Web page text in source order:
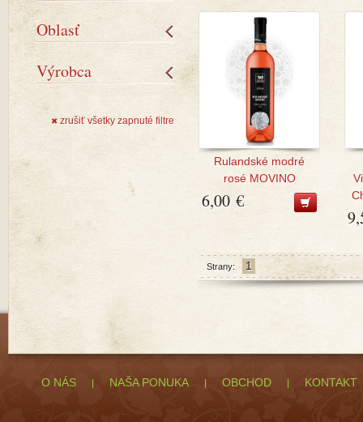
Oblasť
Výrobca
✖ zrušiť všetky zapnuté filtre
Rulandské modré
rosé MOVINO
6,00 €
Strany: 1
O NÁS NAŠA PONUKA OBCHOD KONTAKT